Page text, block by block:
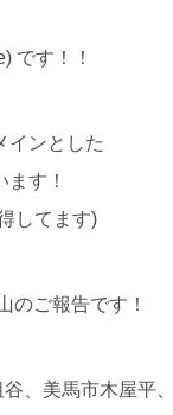
です！！
インとした
す！
してます)
のご報告です！
、美馬市木屋平、